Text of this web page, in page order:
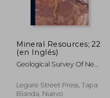
40%
dcto. $ 34.67
Mineral Resources; 22
(en Inglés)
Geological Survey Of New
Legare Street Press, Tapa
Blanda, Nuevo